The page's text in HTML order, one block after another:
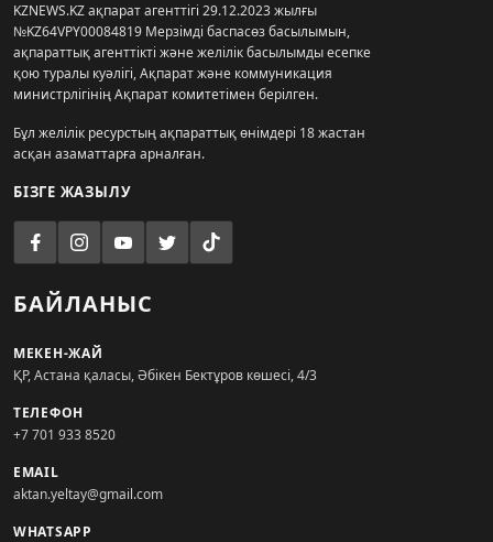
KZNEWS.KZ ақпарат агенттігі 29.12.2023 жылғы
№KZ64VPY00084819 Мерзімді баспасөз басылымын,
ақпараттық агенттікті және желілік басылымды есепке
қою туралы куәлігі, Ақпарат және коммуникация
министрлігінің Ақпарат комитетімен берілген.
Бұл желілік ресурстың ақпараттық өнімдері 18 жастан
асқан азаматтарға арналған.
БІЗГЕ ЖАЗЫЛУ
БАЙЛАНЫС
МЕКЕН-ЖАЙ
ҚР, Астана қаласы, Әбікен Бектұров көшесі, 4/3
ТЕЛЕФОН
+7 701 933 8520
EMAIL
aktan.yeltay@gmail.com
WHATSAPP